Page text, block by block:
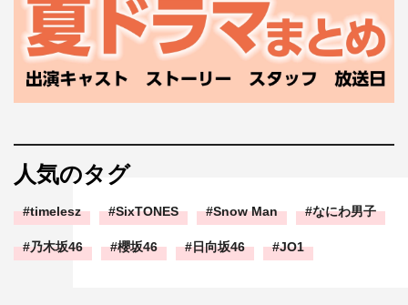
人気のタグ
timelesz SixTONES Snow Man なにわ男子
乃木坂46 櫻坂46 日向坂46 JO1